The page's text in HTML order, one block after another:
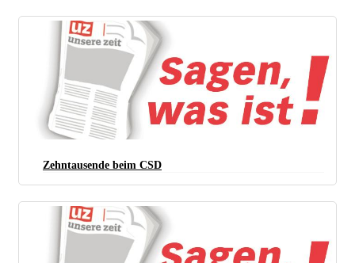
Zehntausende beim CSD